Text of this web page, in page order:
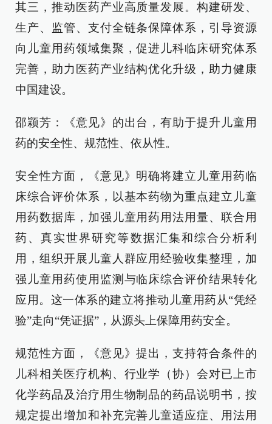
其三，推动医药产业高质量发展。构建研发、
生产、监管、支付全链条保障体系，引导资源
向儿童用药领域集聚，促进儿科临床研究体系
完善，助力医药产业结构优化升级，助力健康
中国建设。
邵颖芳：《意见》的出台，有助于提升儿童用
药的安全性、规范性、依从性。
安全性方面，《意见》明确将建立儿童用药临
床综合评价体系，以基本药物为重点建立儿童
用药数据库，加强儿童用药用法用量、联合用
药、真实世界研究等数据汇集和综合分析利
用，组织开展儿童人群应用经验收集整理，加
强儿童用药使用监测与临床综合评价结果转化
应用。这一体系的建立将推动儿童用药从“凭经
验”走向“凭证据”，从源头上保障用药安全。
规范性方面，《意见》提出，支持符合条件的
儿科相关医疗机构、行业学（协）会对已上市
化学药品及治疗用生物制品的药品说明书，按
规定提出增加和补充完善儿童适应症、用法用